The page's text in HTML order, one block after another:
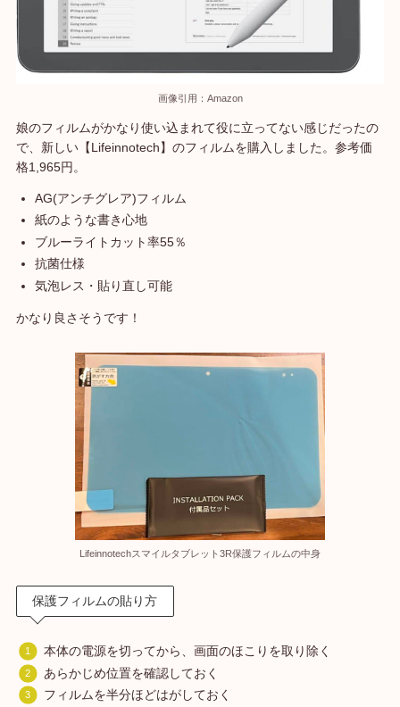
画像引用：Amazon
娘のフィルムがかなり使い込まれて役に立ってない感じだったの
で、新しい【Lifeinnotech】のフィルムを購入しました。参考価
格1,965円。
AG(アンチグレア)フィルム
紙のような書き心地
ブルーライトカット率55％
抗菌仕様
気泡レス・貼り直し可能
かなり良さそうです！
‎Lifeinnotechスマイルタブレット3R保護フィルムの中身
保護フィルムの貼り方
本体の電源を切ってから、画面のほこりを取り除く
あらかじめ位置を確認しておく
フィルムを半分ほどはがしておく